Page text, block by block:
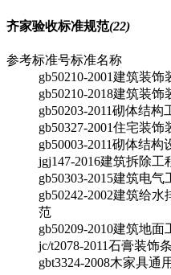
齐家验收标准规范(22)
参考标准号标准名称
gb50210-2001建筑装饰
gb50210-2018建筑装饰
gb50203-2011砌体结构
gb50327-2001住宅装饰
gb50003-2011砌体结构
jgj147-2016建筑拆除工
gb50303-2015建筑电气
gb50242-2002建筑给水
范
gb50209-2010建筑地面
jc/t2078-2011石膏装饰条
gbt3324-2008木家具通